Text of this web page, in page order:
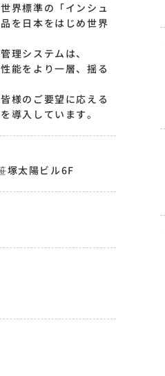
界標準の「インシュ
を日本をはじめ世界
理システムは、
能をより一層、揺る
様のご要望に応える
導入しています。
塚太陽ビル6F